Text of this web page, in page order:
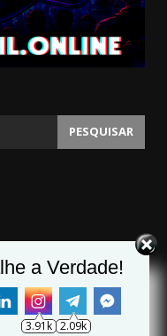
PESQUISAR
a Verdade!
3.91k 2.09k